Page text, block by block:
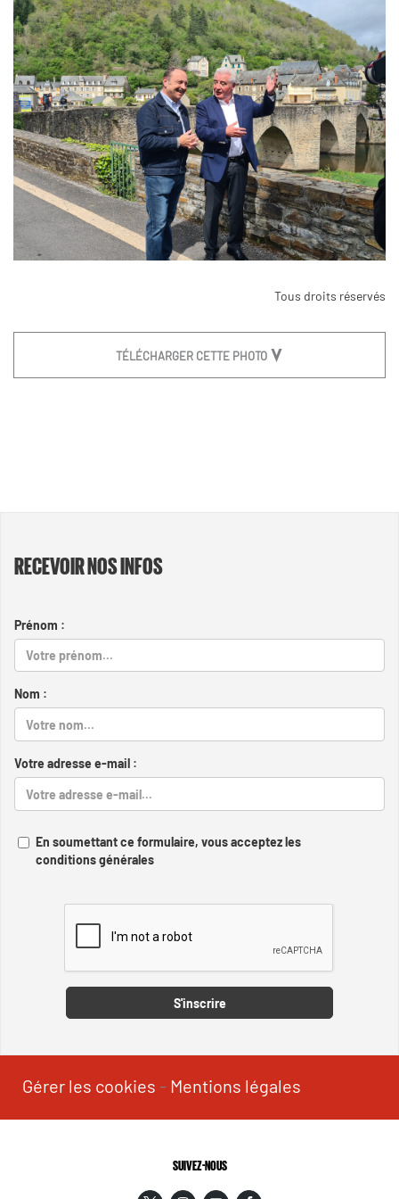
Tous droits réservés
TÉLÉCHARGER CETTE PHOTO
RECEVOIR NOS INFOS
Prénom :
Nom :
Votre adresse e-mail :
En soumettant ce formulaire, vous acceptez les
conditions générales
S'inscrire
Gérer les cookies - Mentions légales
SUIVEZ-NOUS